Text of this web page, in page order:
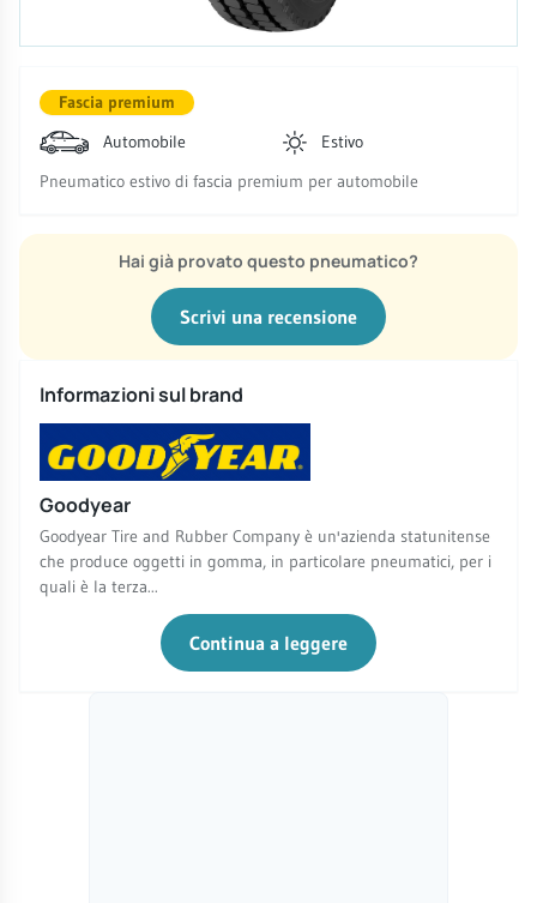
Fascia premium
Automobile
Estivo
Pneumatico estivo di fascia premium per automobile
Hai già provato questo pneumatico?
Scrivi una recensione
Informazioni sul brand
Goodyear
Goodyear Tire and Rubber Company è un'azienda statunitense
che produce oggetti in gomma, in particolare pneumatici, per i
quali è la terza...
Continua a leggere